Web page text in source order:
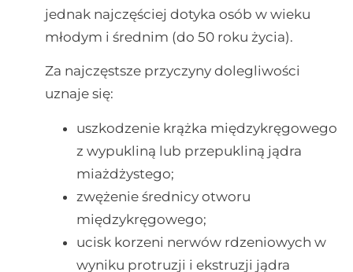
jednak najczęściej dotyka osób w wieku
młodym i średnim (do 50 roku życia).
Za najczęstsze przyczyny dolegliwości
uznaje się:
uszkodzenie krążka międzykręgowego
z wypukliną lub przepukliną jądra
miażdżystego;
zwężenie średnicy otworu
międzykręgowego;
ucisk korzeni nerwów rdzeniowych w
wyniku protruzji i ekstruzji jądra